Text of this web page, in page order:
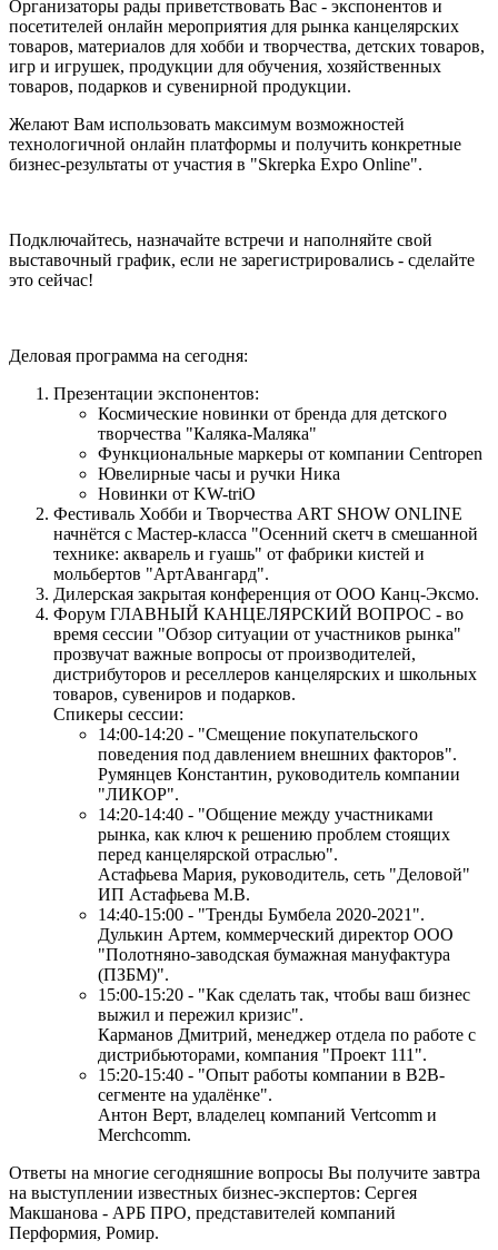
Организаторы рады приветствовать Вас - экспонентов и
посетителей онлайн мероприятия для рынка канцелярских
товаров, материалов для хобби и творчества, детских товаров,
игр и игрушек, продукции для обучения, хозяйственных
товаров, подарков и сувенирной продукции.
Желают Вам использовать максимум возможностей
технологичной онлайн платформы и получить конкретные
бизнес-результаты от участия в "Skrepka Expo Online".
Подключайтесь, назначайте встречи и наполняйте свой
выставочный график, если не зарегистрировались - сделайте
это сейчас!
Деловая программа на сегодня:
Презентации экспонентов:
Космические новинки от бренда для детского
творчества "Каляка-Маляка"
Функциональные маркеры от компании Centropen
Ювелирные часы и ручки Ника
Новинки от KW-triO
Фестиваль Хобби и Творчества ART SHOW ONLINE
начнётся с Мастер-класса "Осенний скетч в смешанной
технике: акварель и гуашь" от фабрики кистей и
мольбертов "АртАвангард".
Дилерская закрытая конференция от ООО Канц-Эксмо.
Форум ГЛАВНЫЙ КАНЦЕЛЯРСКИЙ ВОПРОС - во
время сессии "Обзор ситуации от участников рынка"
прозвучат важные вопросы от производителей,
дистрибуторов и реселлеров канцелярских и школьных
товаров, сувениров и подарков.
Спикеры сессии:
14:00-14:20 - "Смещение покупательского
поведения под давлением внешних факторов".
Румянцев Константин, руководитель компании
"ЛИКОР".
14:20-14:40 - "Общение между участниками
рынка, как ключ к решению проблем стоящих
перед канцелярской отраслью".
Астафьева Мария, руководитель, сеть "Деловой"
ИП Астафьева М.В.
14:40-15:00 - "Тренды Бумбела 2020-2021".
Дулькин Артем, коммерческий директор ООО
"Полотняно-заводская бумажная мануфактура
(ПЗБМ)".
15:00-15:20 - "Как сделать так, чтобы ваш бизнес
выжил и пережил кризис".
Карманов Дмитрий, менеджер отдела по работе с
дистрибьюторами, компания "Проект 111".
15:20-15:40 - "Опыт работы компании в B2B-
сегменте на удалёнке".
Антон Верт, владелец компаний Vertcomm и
Merchcomm.
Ответы на многие сегодняшние вопросы Вы получите завтра
на выступлении известных бизнес-экспертов: Сергея
Макшанова - АРБ ПРО, представителей компаний
Перформия, Ромир.